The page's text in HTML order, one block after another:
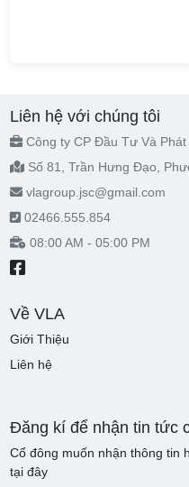
Liên hệ với chúng tôi
Công ty CP Đầu Tư Và Phát
Số 81, Trần Hưng Đạo,
vlagroup.jsc@gmail.com
02466.555.854
08:00 AM - 05:00 PM
Về VLA
Giới Thiệu
Liên hệ
Đăng kí để nhận tin tức
Cổ đông muốn nhận thông tin
tại đây